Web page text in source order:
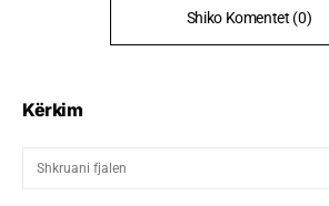
Shiko Komentet (0)
Kërkim